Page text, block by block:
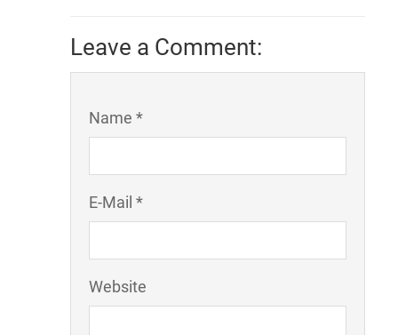
Leave a Comment:
Name *
E-Mail *
Website